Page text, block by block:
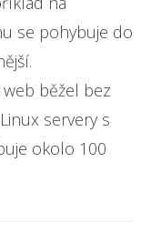
se pohybuje do
běžel bez
servery s
okolo 100